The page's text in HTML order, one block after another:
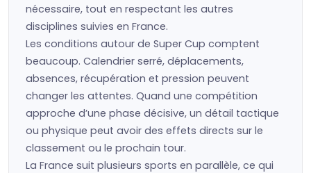
nécessaire, tout en respectant les autres
disciplines suivies en France.
Les conditions autour de Super Cup comptent
beaucoup. Calendrier serré, déplacements,
absences, récupération et pression peuvent
changer les attentes. Quand une compétition
approche d’une phase décisive, un détail tactique
ou physique peut avoir des effets directs sur le
classement ou le prochain tour.
La France suit plusieurs sports en parallèle, ce qui